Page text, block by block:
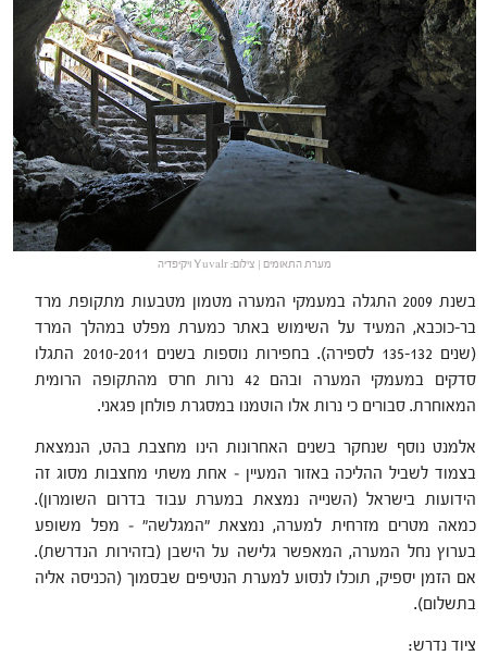
מערת התאומים | צילום: Yuvalr ויקיפדיה
בשנת 2009 התגלה במעמקי המערה מטמון מטבעות מתקופת מרד
בר-כוכבא, המעיד על השימוש באתר כמערת מפלט במהלך המרד
(שנים 135-132 לספירה). בחפירות נוספות בשנים 2010-2011 התגלו
סדקים במעמקי המערה ובהם 42 נרות חרס מהתקופה הרומית
המאוחרת. סבורים כי נרות אלו הוטמנו במסגרת פולחן פגאני.
אלמנט נוסף שנחקר בשנים האחרונות הינו מחצבת בהט, הנמצאת
בצמוד לשביל ההליכה באזור המעיין – אחת משתי מחצבות מסוג זה
הידועות בישראל (השנייה נמצאת במערת עבוד בדרום השומרון).
כמאה מטרים מזרחית למערה, נמצאת "המגלשה" – מפל משופע
בערוץ נחל המערה, המאפשר גלישה על הישבן (בזהירות הנדרשת).
אם הזמן יספיק, תוכלו לנסוע למערת הנטיפים שבסמוך (הכניסה אליה
בתשלום).
ציוד נדרש: